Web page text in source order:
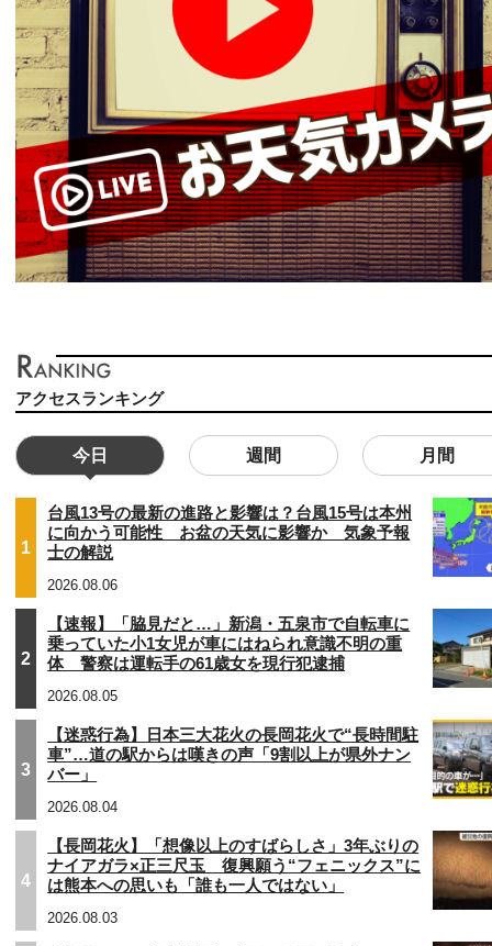
アクセスランキング
今日 週間 月間
1
台風13号の最新の進路と影響は？台風15号は本州
に向かう可能性 お盆の天気に影響か 気象予報
士の解説
2026.08.06
2
【速報】「脇見だと…」新潟・五泉市で自転車に
乗っていた小1女児が車にはねられ意識不明の重
体 警察は運転手の61歳女を現行犯逮捕
2026.08.05
3
【迷惑行為】日本三大花火の長岡花火で“長時間駐
車”…道の駅からは嘆きの声「9割以上が県外ナン
バー」
2026.08.04
4
【長岡花火】「想像以上のすばらしさ」3年ぶりの
ナイアガラ×正三尺玉 復興願う“フェニックス”に
は熊本への思いも「誰も一人ではない」
2026.08.03